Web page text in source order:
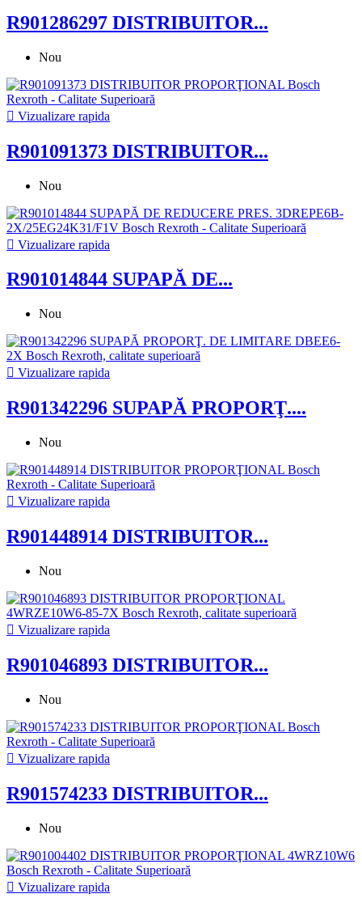
R901286297 DISTRIBUITOR...
Nou
 Vizualizare rapida
R901091373 DISTRIBUITOR...
Nou
 Vizualizare rapida
R901014844 SUPAPĂ DE...
Nou
 Vizualizare rapida
R901342296 SUPAPĂ PROPORŢ....
Nou
 Vizualizare rapida
R901448914 DISTRIBUITOR...
Nou
 Vizualizare rapida
R901046893 DISTRIBUITOR...
Nou
 Vizualizare rapida
R901574233 DISTRIBUITOR...
Nou
 Vizualizare rapida